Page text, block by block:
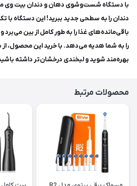
دندان را به سطحی جدید ببرید! این دستگاه با
باقی‌مانده‌های غذا را به طور کامل از بین
را به شما هدیه می‌دهد. با خرید این محصول،
بهره‌مند شوید و لبخندی درخشان‌تر داشته
محصولات مرتبط